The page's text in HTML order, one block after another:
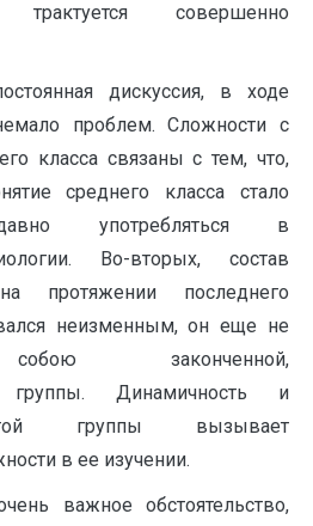
совершенно
дискуссия, в ходе
проблем. Сложности с
класса связаны с тем, что,
среднего класса стало
употребляться в
Во-вторых, состав
протяжении последнего
неизменным, он еще не
собою законченной,
группы. Динамичность и
группы вызывает
в ее изучении.
важное обстоятельство,